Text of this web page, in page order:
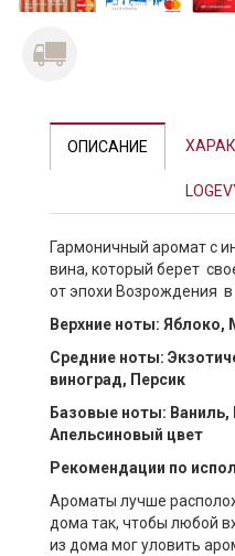
ОПИСАНИЕ
Гармоничный аромат с
вина, который берет
от эпохи Возрождения
Верхние ноты: Яблоко,
Средние ноты:
виноград, Персик
Базовые ноты: Ваниль,
Апельсиновый цвет
Рекомендации по
Ароматы лучше
дома так, чтобы любой
из дома мог уловить